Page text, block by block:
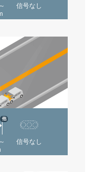
信号なし
他
信号なし